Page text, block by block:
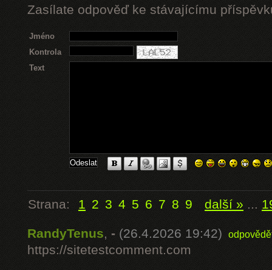
Zasílate odpověď ke stávajícímu
Jméno
Kontrola
Text
Strana: 1 2 3 4 5 6 7 8 9 další » ...
RandyTenus, - (26.4.2026 19:42)
https://sitetestcomment.com